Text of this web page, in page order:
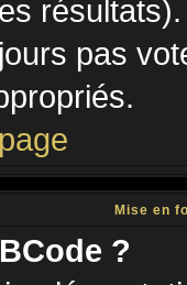
pas
Mise en
?